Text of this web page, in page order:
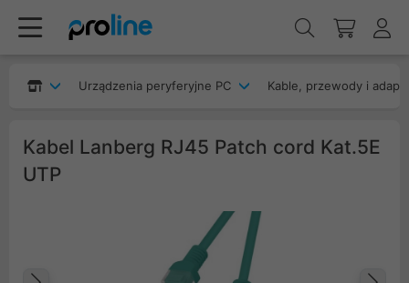
Urządzenia peryferyjne PC Kable, przewody i
Kabel Lanberg RJ45 Patch cord Kat.5E
UTP